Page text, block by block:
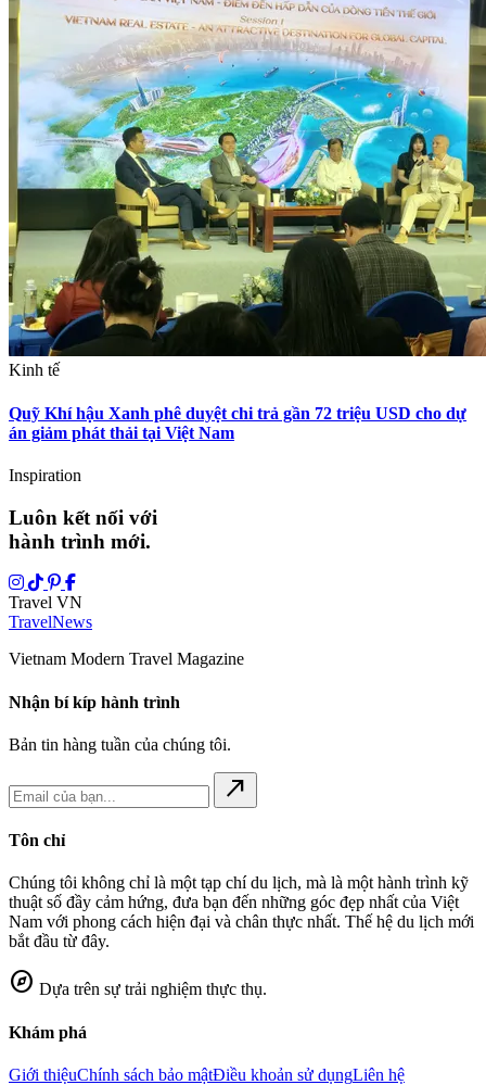
Kinh tế
Quỹ Khí hậu Xanh phê duyệt chi trả gần 72 triệu USD cho dự
án giảm phát thải tại Việt Nam
Inspiration
Luôn kết nối với
hành trình mới.
Travel VN
TravelNews
Vietnam Modern Travel Magazine
Nhận bí kíp hành trình
Bản tin hàng tuần của chúng tôi.
north_east
Tôn chỉ
Chúng tôi không chỉ là một tạp chí du lịch, mà là một hành trình kỹ
thuật số đầy cảm hứng, đưa bạn đến những góc đẹp nhất của Việt
Nam với phong cách hiện đại và chân thực nhất. Thế hệ du lịch mới
bắt đầu từ đây.
explore Dựa trên sự trải nghiệm thực thụ.
Khám phá
Giới thiệuChính sách bảo mậtĐiều khoản sử dụngLiên hệ